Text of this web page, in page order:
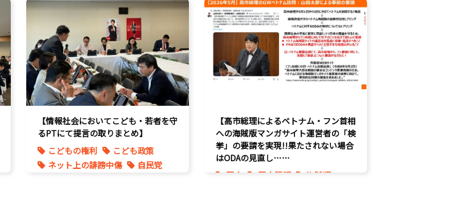
【情報社会においてこども・若者を守
るPTにて提言の取りまとめ】
こどもの権利
こども政策
ネット上の誹謗中傷
自民党
【高市総理によるベトナム・フン首相
への海賊版マンガサイト運営者の「検
挙」の要請を実現!!果たされない場合
はODAの見直し……
国会
国会質疑
海賊版